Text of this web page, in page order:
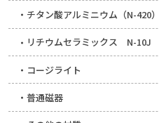
チタン酸アルミニウム（N-420）
リチウムセラミックス N-10J
コージライト
普通磁器